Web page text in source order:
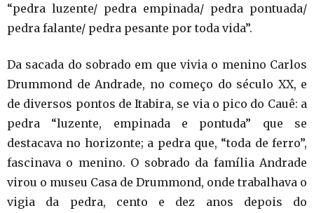
“pedra luzente/ pedra empinada/ pedra pontuada/
pedra falante/ pedra pesante por toda vida”.
Da sacada do sobrado em que vivia o menino Carlos
Drummond de Andrade, no começo do século XX, e
de diversos pontos de Itabira, se via o pico do Cauê: a
pedra “luzente, empinada e pontuda” que se
destacava no horizonte; a pedra que, “toda de ferro”,
fascinava o menino. O sobrado da família Andrade
virou o museu Casa de Drummond, onde trabalhava o
vigia da pedra, cento e dez anos depois do